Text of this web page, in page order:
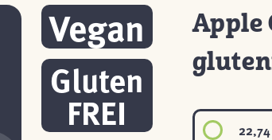
Vegan
Gluten
FREI
Apple